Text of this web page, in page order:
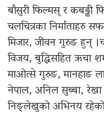
बाँसुरी फिल्मस् र कबड्डी
चलचित्रका निर्माताहरु
मिजार, जीवन गुरुङ हुन्
विजय, बुद्धिसहित ऋचा
माओत्से गुरुङ, मानहाङ
नेपाल, अनिल सुब्बा, रेखा
निङ्लेखुको अभिनय